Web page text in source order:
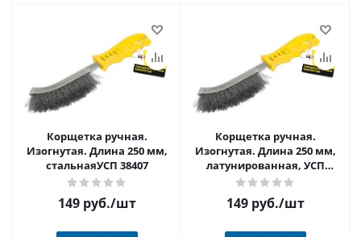
Корщетка ручная.
Изогнутая. Длина 250 мм,
стальнаяУСП 38407
149 руб./шт
Корщетка ручная.
Изогнутая. Длина 250 мм,
латунированная, УСП
38408
149 руб./шт